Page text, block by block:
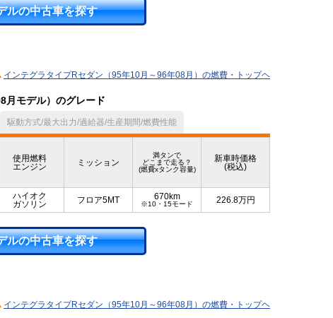
ルの中古車を探す
インテグラタイプRセダン（95年10月～96年08月）の燃費・トップヘ
月モデル）のグレード
駆動方式/最大出力/過給器/生産期間/燃費性能
使用燃料
エンジン
ミッション
満タンで
どこまで走る？
(燃費xタンク容量)
新車時価格
(税込)
ハイオク
ガソリン
フロア5MT 670km
※10・15モード 226.8万円
ルの中古車を探す
インテグラタイプRセダン（95年10月～96年08月）の燃費・トップヘ